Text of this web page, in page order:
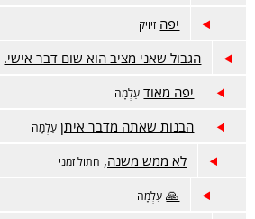
יפה זיויק
הגבול שאני מציב הוא שום דבר אישי.
יפה מאוד עַלְמָה
הבנות שאתה מדבר איתן עַלְמָה
לא ממש משנה, חתול זמני
🙏 עַלְמָה